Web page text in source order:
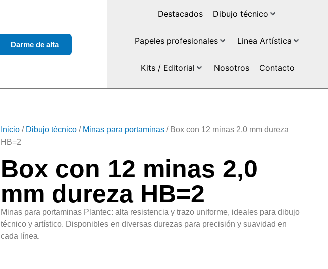
Darme de alta
Destacados Dibujo técnico
Papeles profesionales Linea Artística
Kits / Editorial Nosotros Contacto
Inicio / Dibujo técnico / Minas para portaminas / Box con 12 minas 2,0 mm dureza
HB=2
Box con 12 minas 2,0
mm dureza HB=2
Minas para portaminas Plantec: alta resistencia y trazo uniforme, ideales para dibujo
técnico y artístico. Disponibles en diversas durezas para precisión y suavidad en
cada línea.